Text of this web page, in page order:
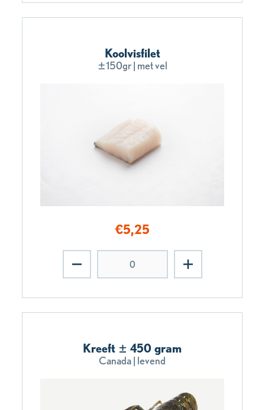
Koolvisfilet
±150gr | met vel
€5,25
Kreeft ± 450 gram
Canada | levend